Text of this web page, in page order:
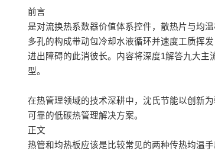
前言
是对流换热系数器价值体系控件，散热片与均
多孔的构成带动包冷却水液循环并速度工质挥
进出障碍的此消彼长。内容将深度1解答九大
型。
在热管理领域的技术深耕中，沈氏节能以创新
可靠的低碳热管理解决方案。
正文
热管和均热板应该是比较常见的两种传热均温